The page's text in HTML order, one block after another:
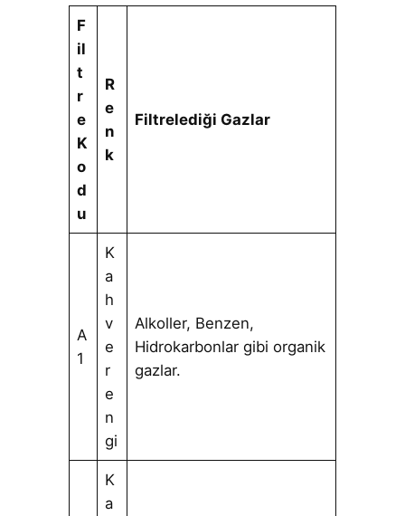
F
il
t
r
e
K
o
d
u
R
e
n
k
Filtrelediği Gazlar
A
1
K
a
h
v
e
r
e
n
gi
Alkoller, Benzen,
Hidrokarbonlar gibi organik
gazlar.
K
a